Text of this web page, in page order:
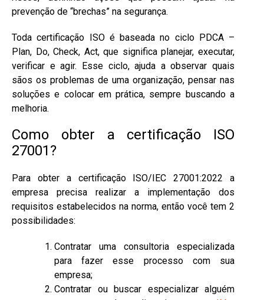
prevenção de “brechas” na segurança.
Toda certificação ISO é baseada no ciclo PDCA –
Plan, Do, Check, Act, que significa planejar, executar,
verificar e agir. Esse ciclo, ajuda a observar quais
sãos os problemas de uma organização, pensar nas
soluções e colocar em prática, sempre buscando a
melhoria.
Como obter a certificação ISO
27001?
Para obter a certificação ISO/IEC 27001:2022 a
empresa precisa realizar a implementação dos
requisitos estabelecidos na norma, então você tem 2
possibilidades:
Contratar uma consultoria especializada
para fazer esse processo com sua
empresa;
Contratar ou buscar especializar alguém